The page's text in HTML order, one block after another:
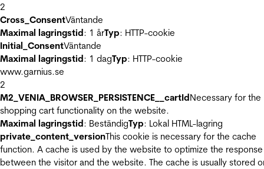
2
Cross_ConsentVäntande
Maximal lagringstid: 1 årTyp: HTTP-cookie
Initial_ConsentVäntande
Maximal lagringstid: 1 dagTyp: HTTP-cookie
www.garnius.se
2
M2_VENIA_BROWSER_PERSISTENCE__cartIdNecessary for the
shopping cart functionality on the website.
Maximal lagringstid: BeständigTyp: Lokal HTML-lagring
private_content_versionThis cookie is necessary for the cache
function. A cache is used by the website to optimize the
between the visitor and the website. The cache is usually stored